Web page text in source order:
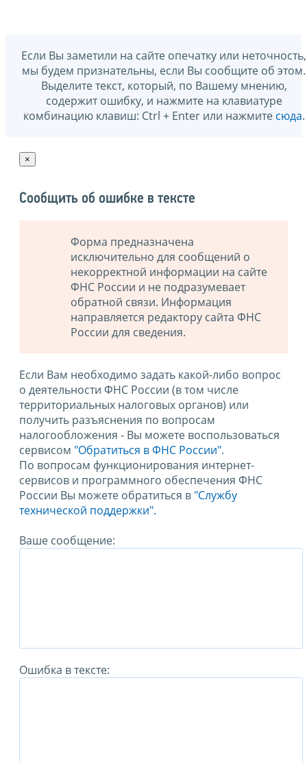
Если Вы заметили на сайте опечатку или неточность,
мы будем признательны, если Вы сообщите об этом.
Выделите текст, который, по Вашему мнению,
содержит ошибку, и нажмите на клавиатуре
комбинацию клавиш: Ctrl + Enter или нажмите сюда.
×
Сообщить об ошибке в тексте
Форма предназначена
исключительно для сообщений о
некорректной информации на сайте
ФНС России и не подразумевает
обратной связи. Информация
направляется редактору сайта ФНС
России для сведения.
Если Вам необходимо задать какой-либо вопрос
о деятельности ФНС России (в том числе
территориальных налоговых органов) или
получить разъяснения по вопросам
налогообложения - Вы можете воспользоваться
сервисом "Обратиться в ФНС России".
По вопросам функционирования интернет-
сервисов и программного обеспечения ФНС
России Вы можете обратиться в "Службу
технической поддержки".
Ваше сообщение:
Ошибка в тексте: